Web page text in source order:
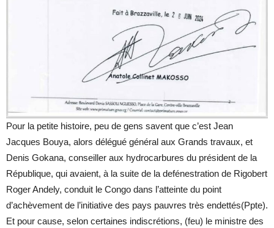
Pour la petite histoire, peu de gens savent que c’est Jean
Jacques Bouya, alors délégué général aux Grands travaux, et
Denis Gokana, conseiller aux hydrocarbures du président de la
République, qui avaient, à la suite de la defénestration de Rigobert
Roger Andely, conduit le Congo dans l’atteinte du point
d’achèvement de l’initiative des pays pauvres très endettés(Ppte).
Et pour cause, selon certaines indiscrétions, (feu) le ministre des